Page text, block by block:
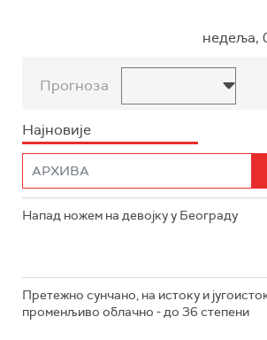
недеља,
Прогноза
Најновије
Напад ножем на девојку у Београду
Претежно сунчано, на истоку и
променљиво облачно - до 36 степени